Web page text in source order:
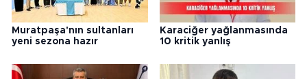
Muratpaşa'nın sultanları
yeni sezona hazır
Karaciğer yağlanmasında
10 kritik yanlış